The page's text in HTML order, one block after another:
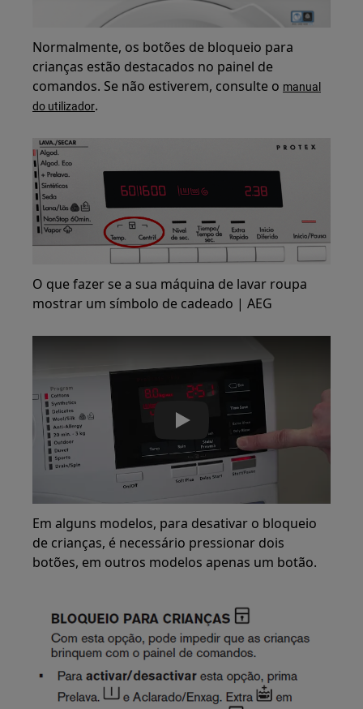
Normalmente, os botões de bloqueio para
crianças estão destacados no painel de
comandos. Se não estiverem, consulte o manual
do utilizador.
O que fazer se a sua máquina de lavar roupa
mostrar um símbolo de cadeado | AEG
Play
Em alguns modelos, para desativar o bloqueio
de crianças, é necessário pressionar dois
botões, em outros modelos apenas um botão.